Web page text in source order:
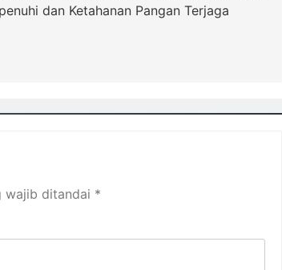
dan Ketahanan Pangan Terjaga
wajib ditandai *